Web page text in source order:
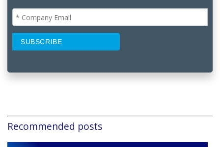
Recommended posts